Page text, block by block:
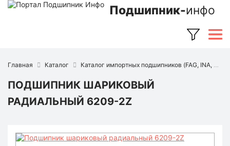
Подшипник-инфо
Главная Каталог Каталог импортных подшипников (FAG, INA, SKF, NSK, Timken и др.)
ПОДШИПНИК ШАРИКОВЫЙ
РАДИАЛЬНЫЙ 6209-2Z